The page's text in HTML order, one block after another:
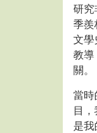
研究
季羨
文學
教導
關。
當時
目
是